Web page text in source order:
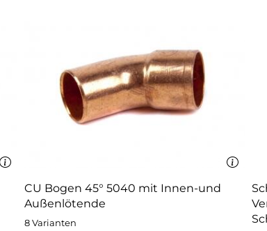
CU Bogen 45° 5040 mit Innen-und
Außenlötende
8 Varianten